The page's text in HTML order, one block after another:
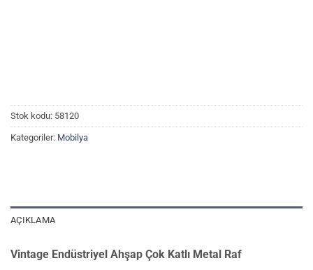
Stok kodu: 58120
Kategoriler: Mobilya
AÇIKLAMA
Vintage Endüstriyel Ahşap Çok Katlı Metal Raf